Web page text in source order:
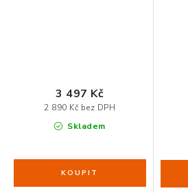
Skladem
2 890 Kč bez DPH
3 497 Kč